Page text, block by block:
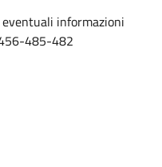
informazioni
485-482